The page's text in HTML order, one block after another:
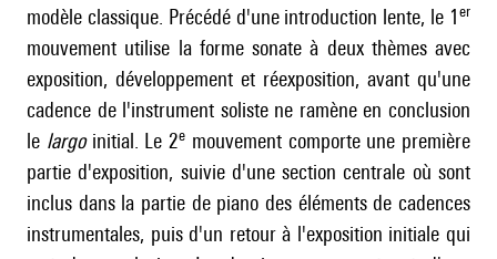
modèle classique. Précédé d'une introduction lente, le 1er
mouvement utilise la forme sonate à deux thèmes avec
exposition, développement et réexposition, avant qu'une
cadence de l'instrument soliste ne ramène en conclusion
le largoinitial. Le 2e mouvement comporte une première
partie d'exposition, suivie d'une section centrale où sont
inclus dans la partie de piano des éléments de cadences
instrumentales, puis d'un retour à l'exposition initiale qui